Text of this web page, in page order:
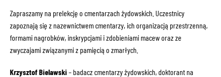
Zapraszamy na prelekcję o cmentarzach żydowskich. Uczestnicy
zapoznają się z nazewnictwem cmentarzy, ich organizacją przestrzenną,
formami nagrobków, inskrypcjami i zdobieniami macew oraz ze
zwyczajami związanymi z pamięcią o zmarłych.
Krzysztof Bielawski – badacz cmentarzy żydowskich, doktorant na